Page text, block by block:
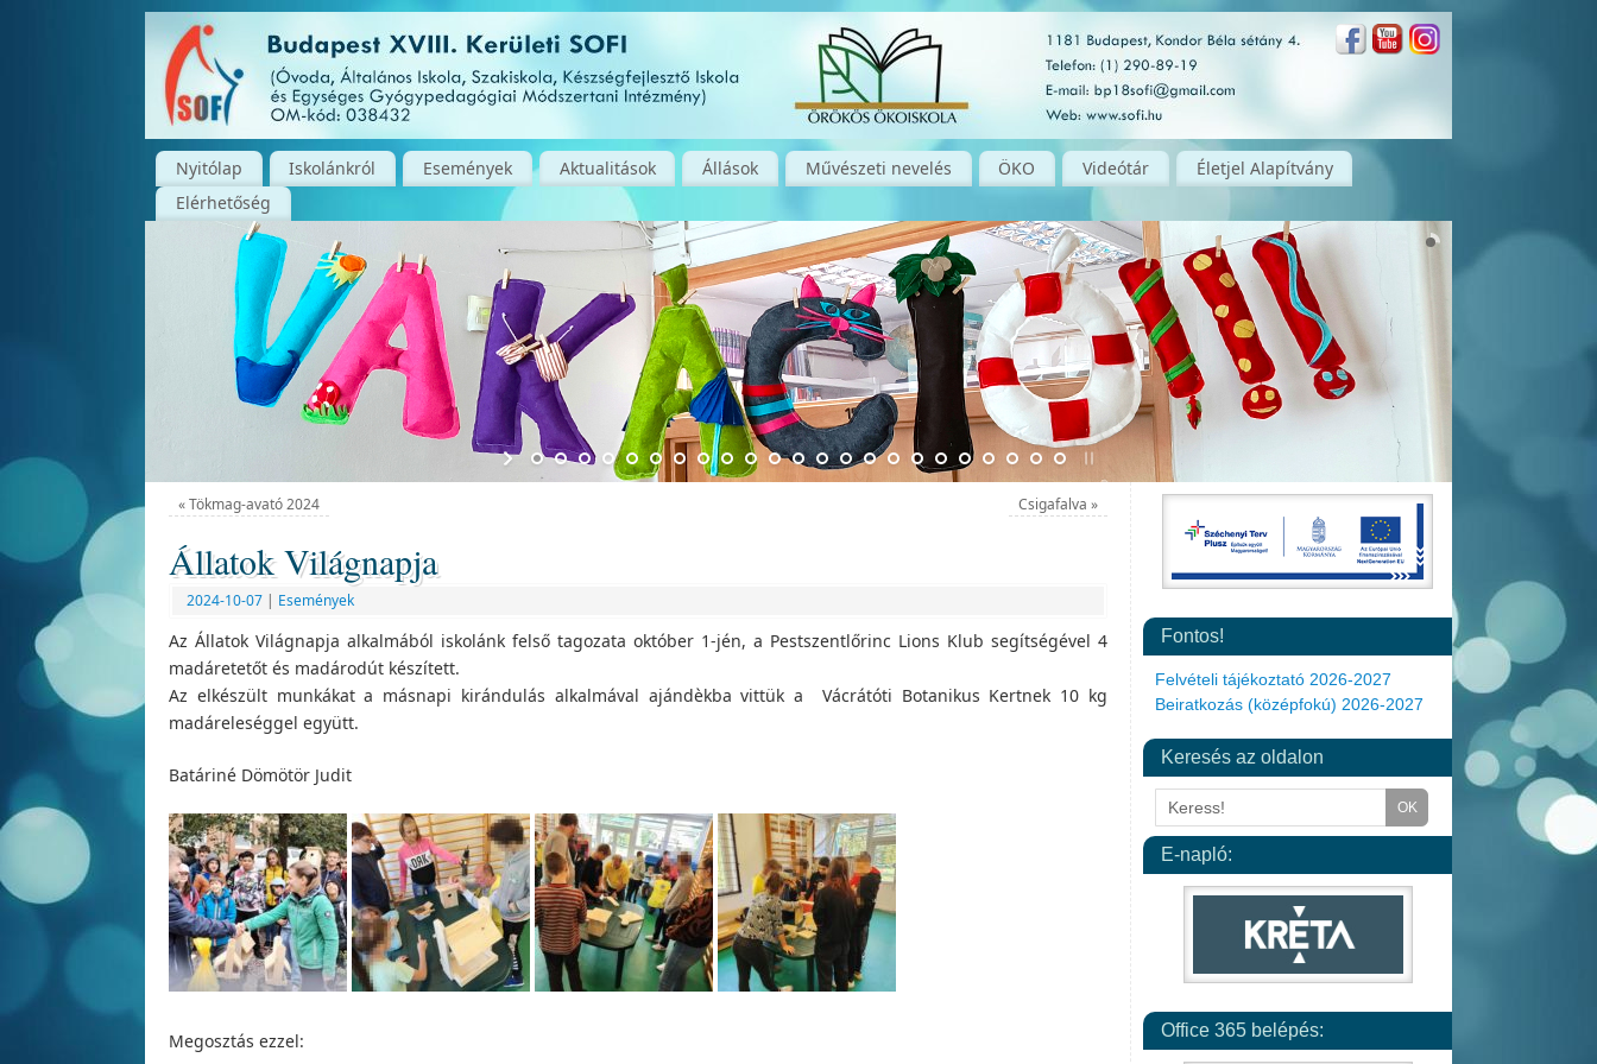
Nyitólap Iskolánkról Események Aktualitások Állások Művészeti nevelés ÖKO Videótár
Életjel Alapítvány
Elérhetőség
«Tökmag-avató 2024 Csigafalva»
Állatok Világnapja
2024-10-07 | Események
Az Állatok Világnapja alkalmából iskolánk felső tagozata október 1-jén, a Pestszentlőrinc Lions Klub segítségével 4
madáretetőt és madárodút készített.
Az elkészült munkákat a másnapi kirándulás alkalmával ajándèkba vittük a Vácrátóti Botanikus Kertnek 10 kg
madáreleséggel együtt.
Batáriné Dömötör Judit
Megosztás ezzel:
Fontos!
Felvételi tájékoztató 2026-2027
Beiratkozás (középfokú) 2026-2027
Keresés az oldalon
E-napló:
Office 365 belépés: